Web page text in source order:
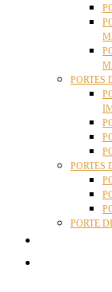
PORTES
PORTES
PORTE